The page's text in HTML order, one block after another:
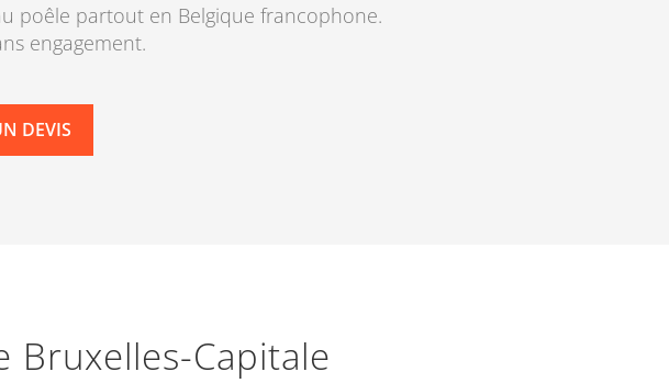
poêle partout en Belgique francophone.
engagement.
DEVIS
Bruxelles-Capitale